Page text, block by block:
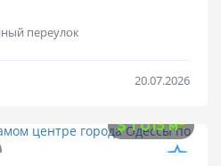
переулок
20.07.2026
$1 015 м2